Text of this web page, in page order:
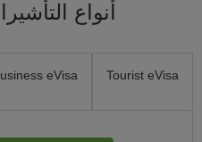
أنواع
Tourist eVisa
eVisa